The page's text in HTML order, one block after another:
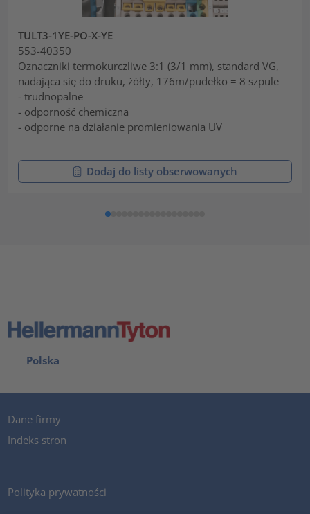
TULT3-1YE-PO-X-YE
553-40350
Oznaczniki termokurczliwe 3:1 (3/1 mm), standard VG,
nadająca się do druku, żółty, 176m/pudełko = 8 szpule
- trudnopalne
- odporność chemiczna
- odporne na działanie promieniowania UV
Dodaj do listy obserwowanych
Polska
Dane firmy
Indeks stron
Polityka prywatności